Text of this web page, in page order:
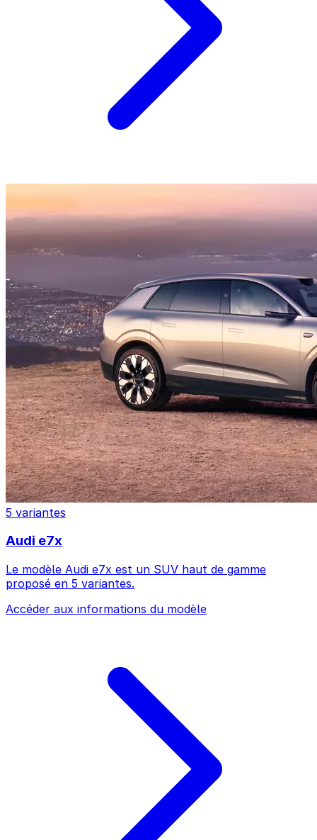
5 variantes
Audi e7x
Le modèle Audi e7x est un SUV haut de gamme
proposé en 5 variantes.
Accéder aux informations du modèle